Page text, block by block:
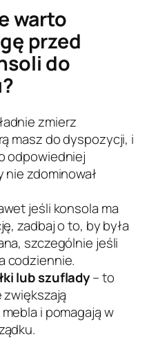
warto
przed
do
zmierz
masz do dyspozycji, i
odpowiedniej
nie zdominował
jeśli konsola ma
zadbaj o to, by była
szczególnie jeśli
codziennie.
lub szuflady– to
i pomagają w